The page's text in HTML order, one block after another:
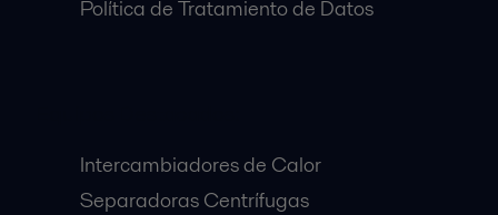
Política de Tratamiento de Datos
Intercambiadores de Calor
Separadoras Centrífugas